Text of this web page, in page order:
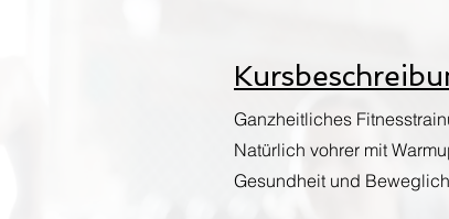
Ganzheitliches
Natürlich vohrer mit
Gesundheit und